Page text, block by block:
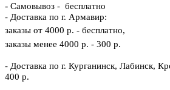
- Самовывоз - бесплатно
- Доставка по г. Армавир:
заказы от 4000 р. - бесплатно,
заказы менее 4000 р. - 300 р.
- Доставка по г. Курганинск, Лабинск,
400 р.